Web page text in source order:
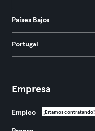
Países Bajos
Portugal
Empresa
Empleo ¡Estamos contratando!